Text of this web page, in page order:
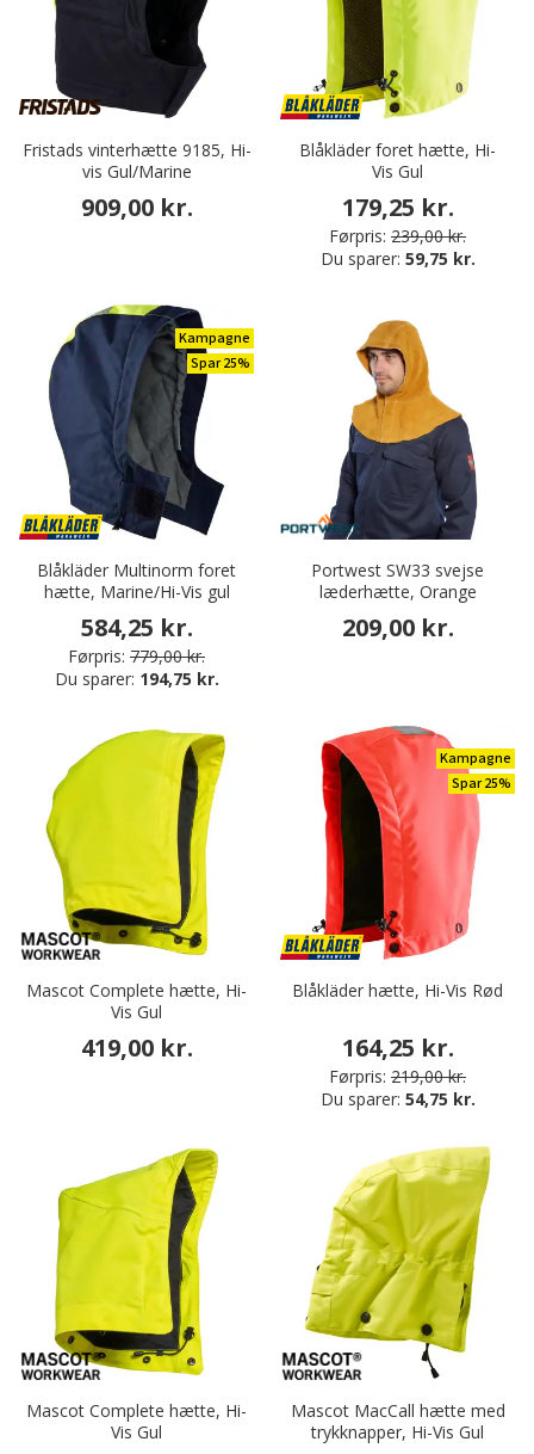
Fristads vinterhætte 9185, Hi-
vis Gul/Marine
909,00 kr.
Blåkläder foret hætte, Hi-
Vis Gul
179,25 kr.
Førpris: 239,00 kr.
Du sparer: 59,75 kr.
Kampagne
Spar 25%
Blåkläder Multinorm foret
hætte, Marine/Hi-Vis gul
584,25 kr.
Førpris: 779,00 kr.
Du sparer: 194,75 kr.
Portwest SW33 svejse
læderhætte, Orange
209,00 kr.
Mascot Complete hætte, Hi-
Vis Gul
419,00 kr.
Kampagne
Spar 25%
Blåkläder hætte, Hi-Vis Rød
164,25 kr.
Førpris: 219,00 kr.
Du sparer: 54,75 kr.
Mascot Complete hætte, Hi-
Vis Gul
Mascot MacCall hætte med
trykknapper, Hi-Vis Gul